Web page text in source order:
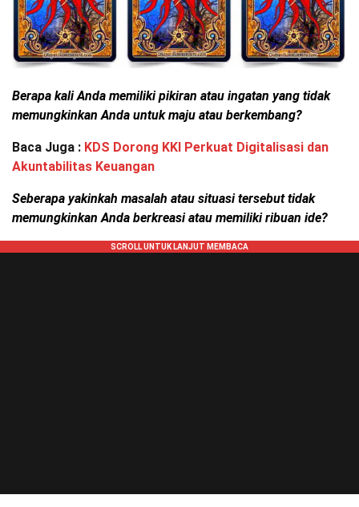
Berapa kali Anda memiliki pikiran atau ingatan yang tidak
memungkinkan Anda untuk maju atau berkembang?
Baca Juga : KDS Dorong KKI Perkuat Digitalisasi dan
Akuntabilitas Keuangan
Seberapa yakinkah masalah atau situasi tersebut tidak
memungkinkan Anda berkreasi atau memiliki ribuan ide?